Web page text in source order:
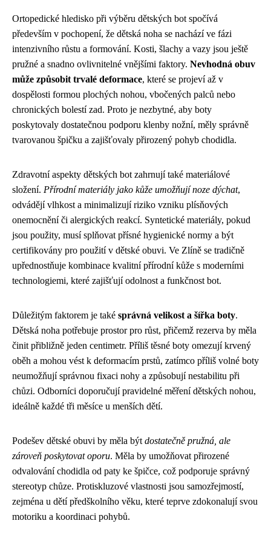
Ortopedické hledisko při výběru dětských bot spočívá
především v pochopení, že dětská noha se nachází ve fázi
intenzivního růstu a formování. Kosti, šlachy a vazy jsou ještě
pružné a snadno ovlivnitelné vnějšími faktory. Nevhodná obuv
může způsobit trvalé deformace, které se projeví až v
dospělosti formou plochých nohou, vbočených palců nebo
chronických bolestí zad. Proto je nezbytné, aby boty
poskytovaly dostatečnou podporu klenby nožní, měly správně
tvarovanou špičku a zajišťovaly přirozený pohyb chodidla.
Zdravotní aspekty dětských bot zahrnují také materiálové
složení. Přírodní materiály jako kůže umožňují noze dýchat,
odvádějí vlhkost a minimalizují riziko vzniku plísňových
onemocnění či alergických reakcí. Syntetické materiály, pokud
jsou použity, musí splňovat přísné hygienické normy a být
certifikovány pro použití v dětské obuvi. Ve Zlíně se tradičně
upřednostňuje kombinace kvalitní přírodní kůže s moderními
technologiemi, které zajišťují odolnost a funkčnost bot.
Důležitým faktorem je také správná velikost a šířka boty.
Dětská noha potřebuje prostor pro růst, přičemž rezerva by měla
činit přibližně jeden centimetr. Příliš těsné boty omezují krvený
oběh a mohou vést k deformacím prstů, zatímco příliš volné boty
neumožňují správnou fixaci nohy a způsobují nestabilitu při
chůzi. Odborníci doporučují pravidelné měření dětských nohou,
ideálně každé tři měsíce u menších dětí.
Podešev dětské obuvi by měla být dostatečně pružná, ale
zároveň poskytovat oporu. Měla by umožňovat přirozené
odvalování chodidla od paty ke špičce, což podporuje správný
stereotyp chůze. Protiskluzové vlastnosti jsou samozřejmostí,
zejména u dětí předškolního věku, které teprve zdokonalují svou
motoriku a koordinaci pohybů.